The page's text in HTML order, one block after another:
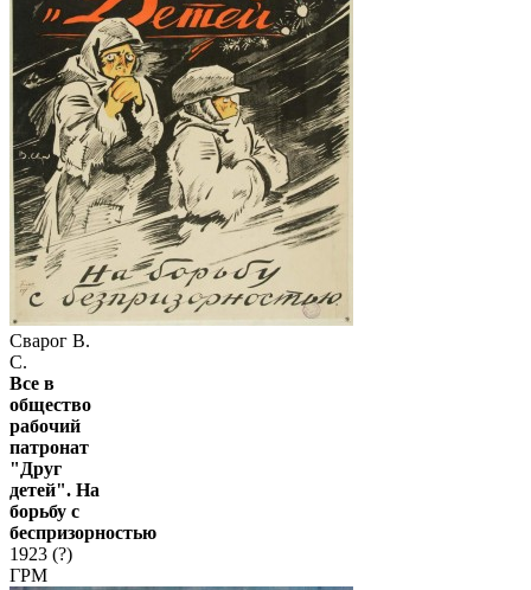
Сварог В.
С.
Все в
общество
рабочий
патронат
"Друг
детей". На
борьбу с
беспризорностью
1923 (?)
ГРМ